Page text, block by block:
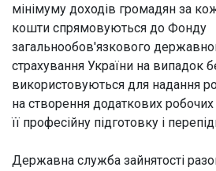
мінімуму доходів громадян за
кошти спрямовуються до Фонду
загальнообов'язкового
страхування України на випадок
використовуються для надання
на створення додаткових
її професійну підготовку і
Державна служба зайнятості